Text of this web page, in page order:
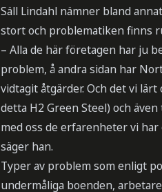
Säll Lindahl nämner bland
stort och problematiken finns
– Alla de här företagen har ju
problem, å andra sidan har
vidtagit åtgärder. Och det vi
detta H2 Green Steel) och
med oss de erfarenheter vi har
säger han.
Typer av problem som enligt
undermåliga boenden,